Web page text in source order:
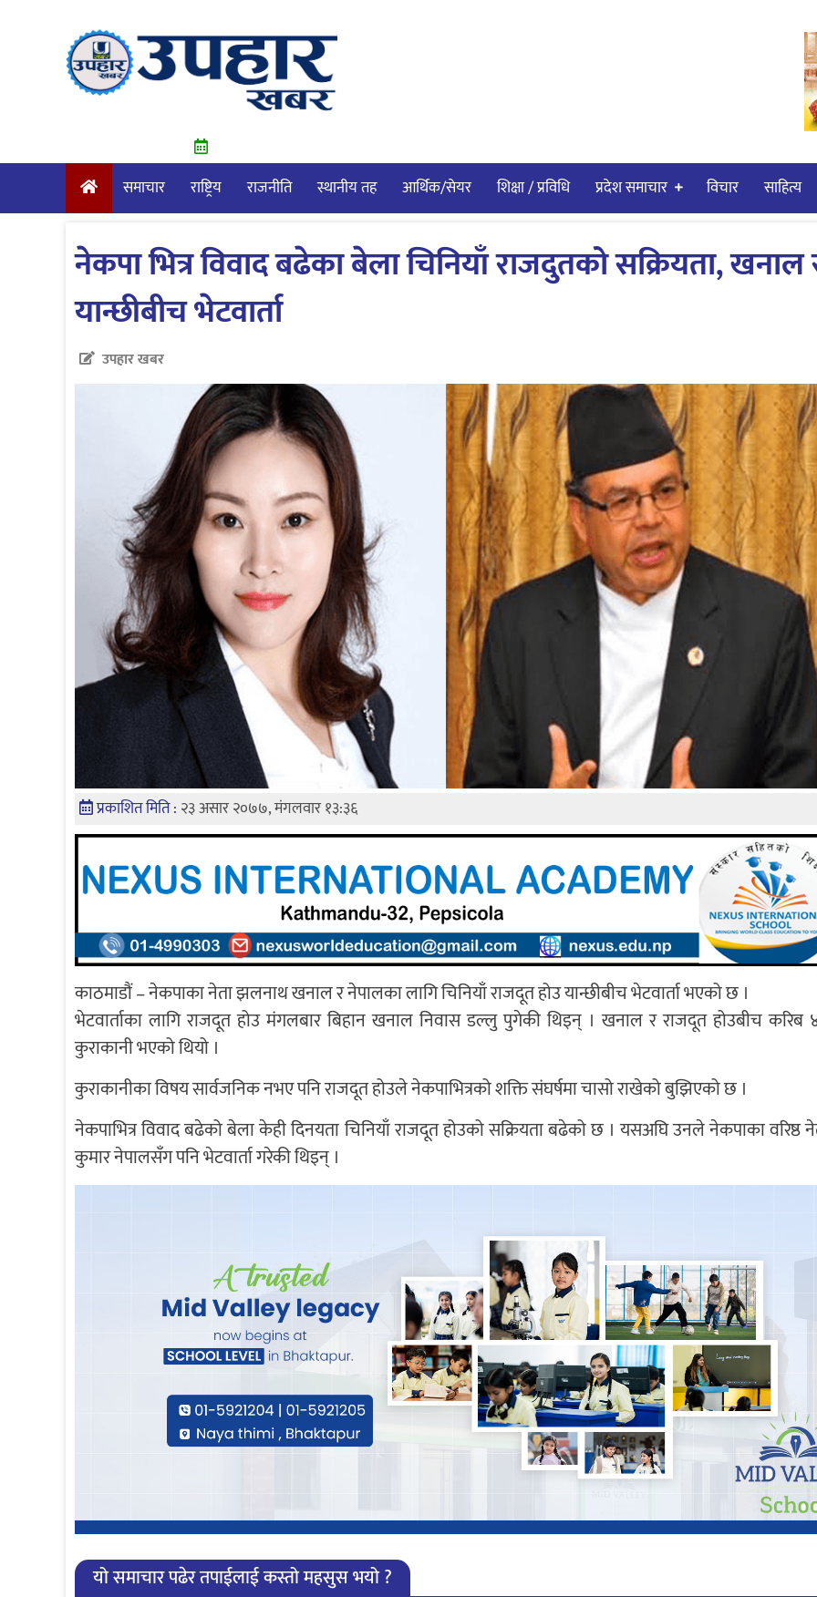
समाचार राष्ट्रिय राजनीति स्थानीय तह आर्थिक/सेयर शिक्षा / प्रविधि प्रदेश समाचार विचार साहित्य
नेकपा भित्र विवाद बढेका बेला चिनियाँ राजदुतको सक्रियता, खनाल
यान्छीबीच भेटवार्ता
उपहार खबर
प्रकाशित मिति : २३ असार २०७७, मंगलवार १३:३६
काठमाडौं – नेकपाका नेता झलनाथ खनाल र नेपालका लागि चिनियाँ राजदूत होउ यान्छीबीच भेटवार्ता भएको छ ।
भेटवार्ताका लागि राजदूत होउ मंगलबार बिहान खनाल निवास डल्लु पुगेकी थिइन् । खनाल र राजदूत होउबीच करिब
कुराकानी भएको थियो ।
कुराकानीका विषय सार्वजनिक नभए पनि राजदूत होउले नेकपाभित्रको शक्ति संघर्षमा चासो राखेको बुझिएको छ ।
नेकपाभित्र विवाद बढेको बेला केही दिनयता चिनियाँ राजदूत होउको सक्रियता बढेको छ । यसअघि उनले नेकपाका वरिष्ठ
कुमार नेपालसँग पनि भेटवार्ता गरेकी थिइन् ।
यो समाचार पढेर तपाईलाई कस्तो महसुस भयो ?